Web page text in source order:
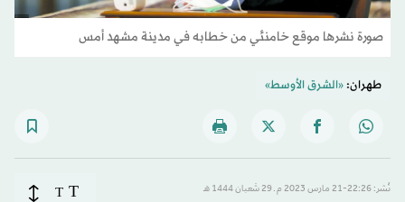
صورة نشرها موقع خامنئي من خطابه في مدينة مشهد أمس
طهران:«الشرق الأوسط»
نُشر: 22:26-21 مارس 2023 م ـ 29 شَعبان 1444 هـ T
T